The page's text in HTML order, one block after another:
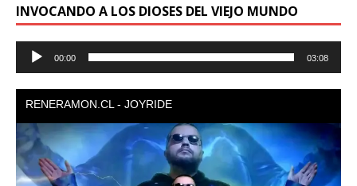
INVOCANDO A LOS DIOSES DEL VIEJO MUNDO
Reproductor
00:00 03:08